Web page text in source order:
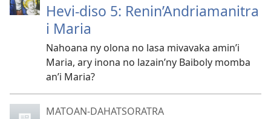
Hevi-diso 5: Renin’Andriamanitra
i Maria
Nahoana ny olona no lasa mivavaka amin’i
Maria, ary inona no lazain’ny Baiboly momba
an’i Maria?
MATOAN-DAHATSORATRA